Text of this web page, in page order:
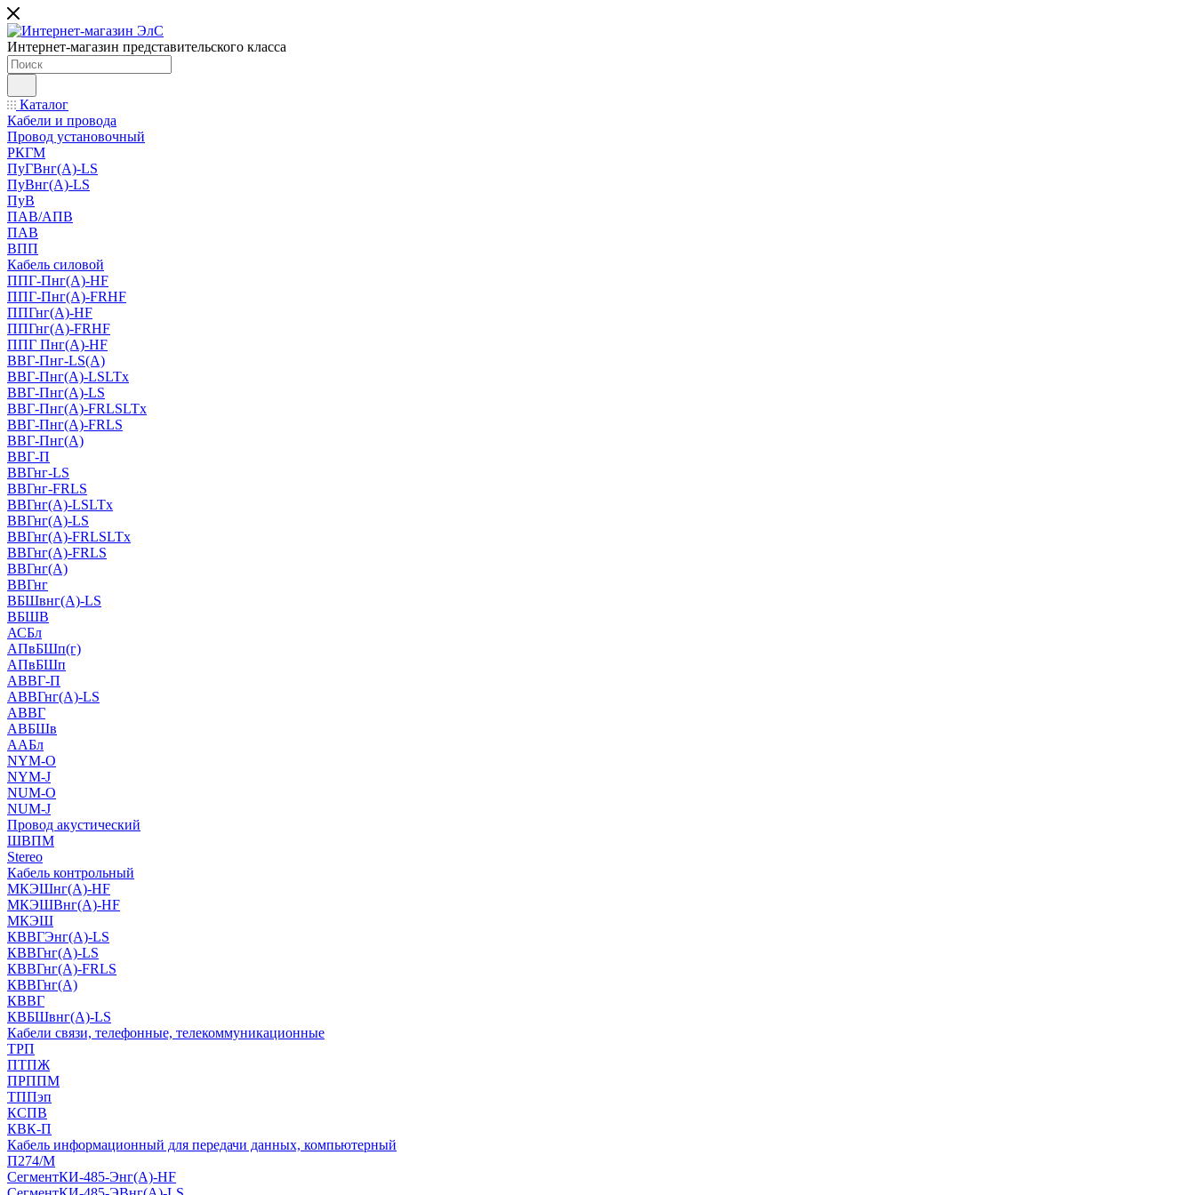
Интернет-магазин представительского класса
Каталог
Кабели и провода
Провод установочный
РКГМ
ПуГВнг(А)-LS
ПуВнг(А)-LS
ПуВ
ПАВ/АПВ
ПАВ
ВПП
Кабель силовой
ППГ-Пнг(А)-HF
ППГ-Пнг(А)-FRHF
ППГнг(А)-HF
ППГнг(А)-FRHF
ППГ Пнг(А)-HF
ВВГ-Пнг-LS(А)
ВВГ-Пнг(А)-LSLTx
ВВГ-Пнг(А)-LS
ВВГ-Пнг(А)-FRLSLTx
ВВГ-Пнг(А)-FRLS
ВВГ-Пнг(А)
ВВГ-П
ВВГнг-LS
ВВГнг-FRLS
ВВГнг(А)-LSLTx
ВВГнг(А)-LS
ВВГнг(А)-FRLSLTx
ВВГнг(А)-FRLS
ВВГнг(А)
ВВГнг
ВБШвнг(А)-LS
ВБШВ
АСБл
АПвБШп(г)
АПвБШп
АВВГ-П
АВВГнг(А)-LS
АВВГ
АВБШв
ААБл
NYM-O
NYM-J
NUM-О
NUM-J
Провод акустический
ШВПМ
Stereo
Кабель контрольный
МКЭШнг(A)-HF
МКЭШВнг(А)-HF
МКЭШ
КВВГЭнг(А)-LS
КВВГнг(А)-LS
КВВГнг(А)-FRLS
КВВГнг(А)
КВВГ
КВБШвнг(А)-LS
Кабели связи, телефонные, телекоммуникационные
ТРП
ПТПЖ
ПРППМ
ТППэп
КСПВ
КВК-П
Кабель информационный для передачи данных, компьютерный
П274/М
СегментКИ-485-Энг(А)-HF